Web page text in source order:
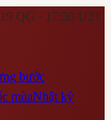
QG · 17:30·U21
bước
mùaNhật ký